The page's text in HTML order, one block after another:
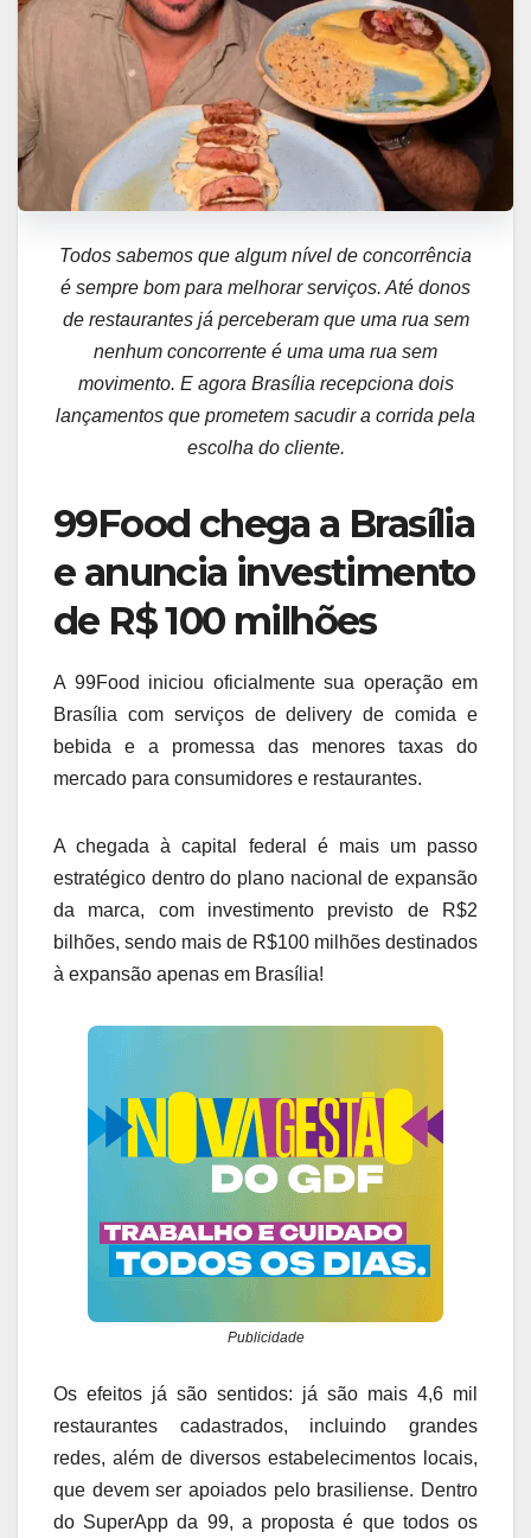
Todos sabemos que algum nível de concorrência
é sempre bom para melhorar serviços. Até donos
de restaurantes já perceberam que uma rua sem
nenhum concorrente é uma uma rua sem
movimento. E agora Brasília recepciona dois
lançamentos que prometem sacudir a corrida pela
escolha do cliente.
99Food chega a Brasília
e anuncia investimento
de R$ 100 milhões
A 99Food iniciou oficialmente sua operação em
Brasília com serviços de delivery de comida e
bebida e a promessa das menores taxas do
mercado para consumidores e restaurantes.
A chegada à capital federal é mais um passo
estratégico dentro do plano nacional de expansão
da marca, com investimento previsto de R$2
bilhões, sendo mais de R$100 milhões destinados
à expansão apenas em Brasília!
Publicidade
Os efeitos já são sentidos: já são mais 4,6 mil
restaurantes cadastrados, incluindo grandes
redes, além de diversos estabelecimentos locais,
que devem ser apoiados pelo brasiliense. Dentro
do SuperApp da 99, a proposta é que todos os